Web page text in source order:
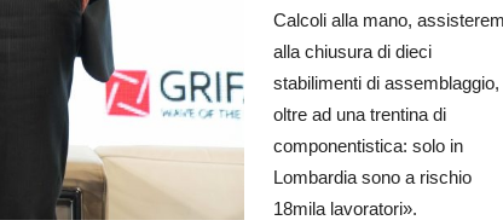
Calcoli alla mano,
alla chiusura di dieci
stabilimenti di assemblaggio,
oltre ad una trentina di
componentistica: solo in
Lombardia sono a rischio
18mila lavoratori».